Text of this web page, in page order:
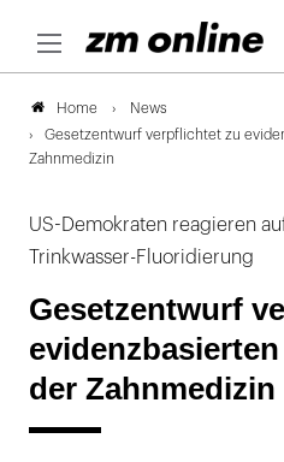
Home
News
Gesetzentwurf verpflichtet zu
Zahnmedizin
US-Demokraten reagieren
Trinkwasser-Fluoridierung
Gesetzentwurf
der Zahnmedizin